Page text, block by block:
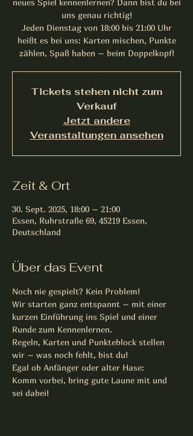
neues Spiel kennenlernen? Dann bist du bei
uns genau richtig!
Jeden Dienstag von 18:00 bis 21:00 Uhr
heißt es bei uns: Karten mischen, Punkte
zählen, Spaß haben – beim Doppelkopf!
Tickets stehen nicht zum
Verkauf
Jetzt andere
Veranstaltungen ansehen
Zeit & Ort
30. Sept. 2025, 18:00 – 21:00
Essen, Ruhrstraße 69, 45219 Essen,
Deutschland
Über das Event
Noch nie gespielt? Kein Problem!
Wir starten ganz entspannt – mit einer
kurzen Einführung ins Spiel und einer
Runde zum Kennenlernen.
Regeln, Karten und Punkteblock stellen
wir – was noch fehlt, bist du!
Egal ob Anfänger oder alter Hase:
Komm vorbei, bring gute Laune mit und
sei dabei!